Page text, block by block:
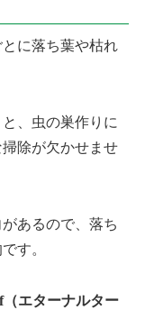
に落ち葉や枯れ
、虫の巣作りに
除が欠かせませ
あるので、落ち
す。
エターナルター